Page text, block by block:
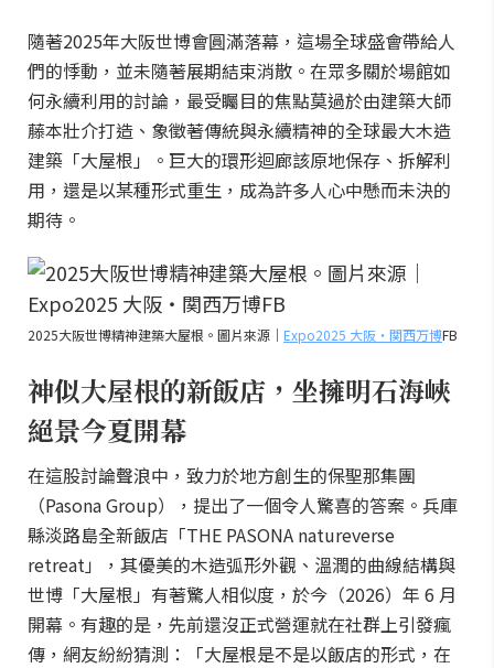
隨著2025年大阪世博會圓滿落幕，這場全球盛會帶給人
們的悸動，並未隨著展期結束消散。在眾多關於場館如
何永續利用的討論，最受矚目的焦點莫過於由建築大師
藤本壯介打造、象徵著傳統與永續精神的全球最大木造
建築「大屋根」。巨大的環形迴廊該原地保存、拆解利
用，還是以某種形式重生，成為許多人心中懸而未決的
期待。
2025大阪世博精神建築大屋根。圖片來源｜ Expo2025 大阪・関西万博FB
神似大屋根的新飯店，坐擁明石海峽
絕景今夏開幕
在這股討論聲浪中，致力於地方創生的保聖那集團
（Pasona Group），提出了一個令人驚喜的答案。兵庫
縣淡路島全新飯店「THE PASONA natureverse
retreat」，其優美的木造弧形外觀、溫潤的曲線結構與
世博「大屋根」有著驚人相似度，於今（2026）年 6 月
開幕。有趣的是，先前還沒正式營運就在社群上引發瘋
傳，網友紛紛猜測：「大屋根是不是以飯店的形式，在